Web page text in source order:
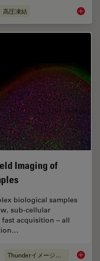
高圧凍結 Waffle
Imaging of
biological samples
sub-cellular
acquisition – all
Thunderイメージング Fast,